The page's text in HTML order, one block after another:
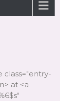
class="entry-
at <a